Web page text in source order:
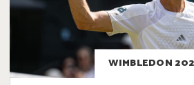
WIMBLEDON